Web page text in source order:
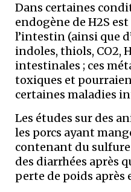
Dans certaines
endogène de H2S
l’intestin (ainsi que
indoles, thiols, CO2,
intestinales ; ces
toxiques et
certaines maladies
Les études sur des
les porcs ayant
contenant du
des diarrhées après
perte de poids après